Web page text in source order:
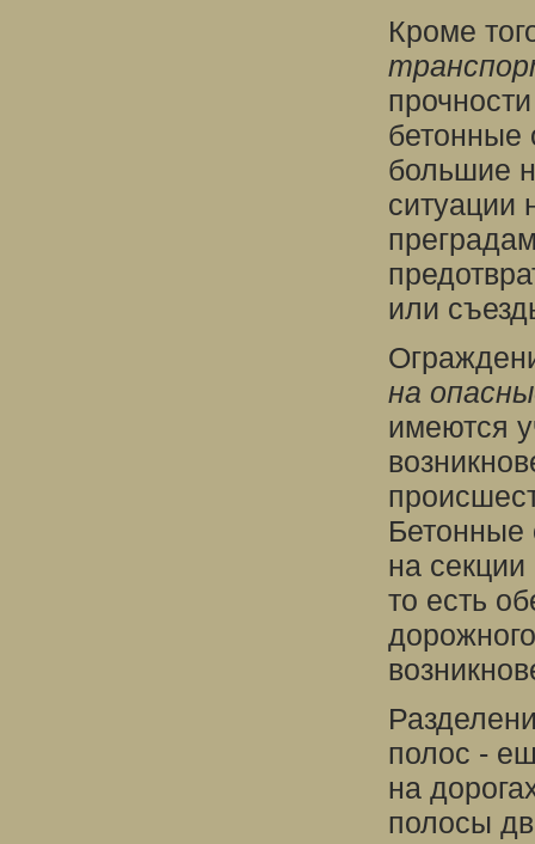
Кроме
бетонные
большие
ситуации
или
на
имеются
Бетонные
на секции
то есть
полос -
на
полосы